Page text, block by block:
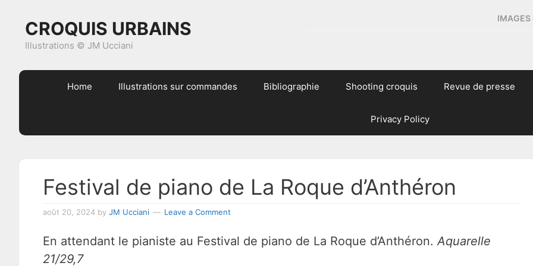
primary
content
primary
footer
CROQUIS URBAINS
Illustrations © JM Ucciani
IMAGES
Home Illustrations sur commandes Bibliographie Shooting croquis Revue de presse
Privacy Policy
Festival de piano de La Roque d’Anthéron
août 20, 2024 by JM Ucciani Leave a Comment
En attendant le pianiste au Festival de piano de La Roque d’Anthéron.Aquarelle
21/29,7